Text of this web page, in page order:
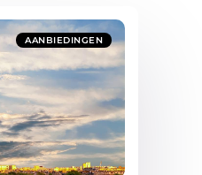
AANBIEDINGEN